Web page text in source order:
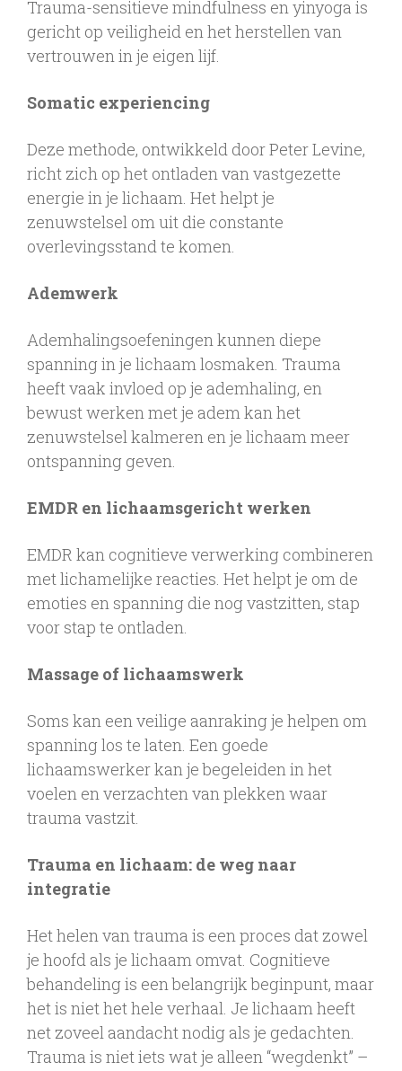
Trauma-sensitieve mindfulness en yinyoga is
gericht op veiligheid en het herstellen van
vertrouwen in je eigen lijf.
Somatic experiencing
Deze methode, ontwikkeld door Peter Levine,
richt zich op het ontladen van vastgezette
energie in je lichaam. Het helpt je
zenuwstelsel om uit die constante
overlevingsstand te komen.
Ademwerk
Ademhalingsoefeningen kunnen diepe
spanning in je lichaam losmaken. Trauma
heeft vaak invloed op je ademhaling, en
bewust werken met je adem kan het
zenuwstelsel kalmeren en je lichaam meer
ontspanning geven.
EMDR en lichaamsgericht werken
EMDR kan cognitieve verwerking combineren
met lichamelijke reacties. Het helpt je om de
emoties en spanning die nog vastzitten, stap
voor stap te ontladen.
Massage of lichaamswerk
Soms kan een veilige aanraking je helpen om
spanning los te laten. Een goede
lichaamswerker kan je begeleiden in het
voelen en verzachten van plekken waar
trauma vastzit.
Trauma en lichaam: de weg naar
integratie
Het helen van trauma is een proces dat zowel
je hoofd als je lichaam omvat. Cognitieve
behandeling is een belangrijk beginpunt, maar
het is niet het hele verhaal. Je lichaam heeft
net zoveel aandacht nodig als je gedachten.
Trauma is niet iets wat je alleen “wegdenkt” –